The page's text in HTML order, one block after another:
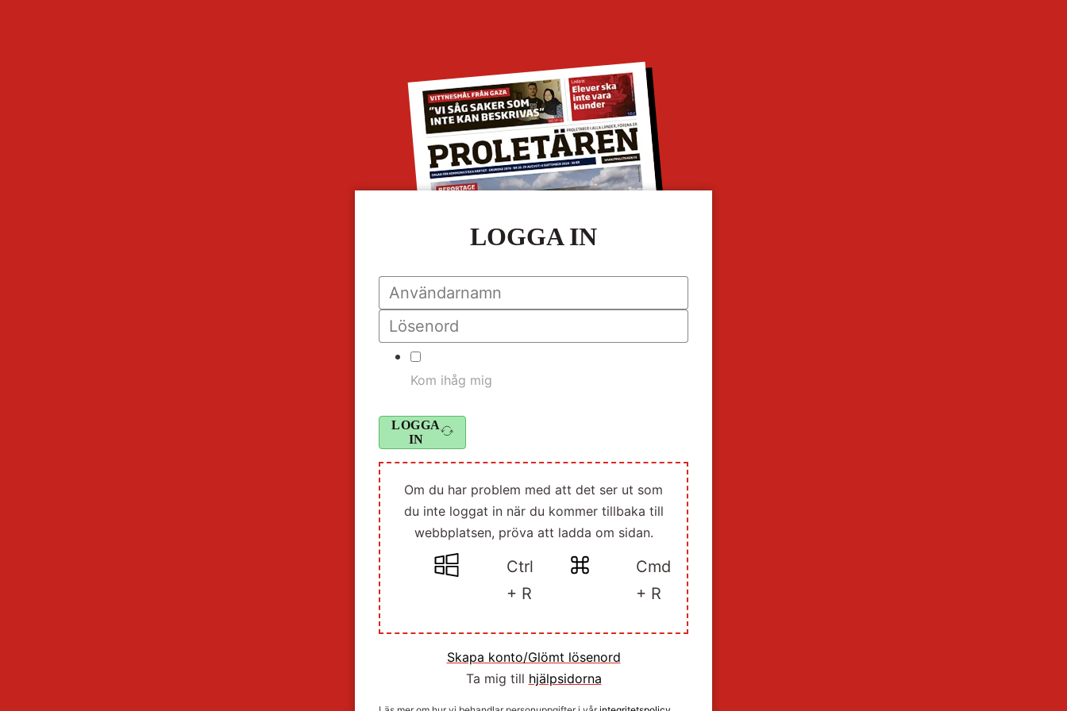
LOGGA IN
Kom ihåg mig
LOGGA
IN
Om du har problem med att det ser ut som
du inte loggat in när du kommer tillbaka till
webbplatsen, pröva att ladda om sidan.
Ctrl
+ R
Cmd
+ R
Skapa konto/Glömt lösenord
Ta mig till hjälpsidorna